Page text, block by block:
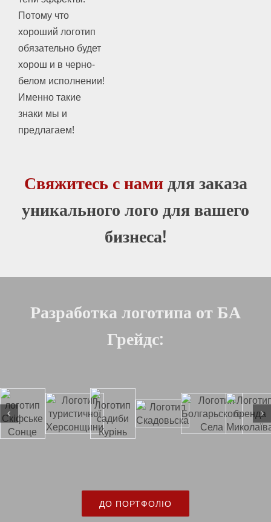
Потому что
хороший логотип
обязательно будет
хорош и в черно-
белом исполнении!
Именно такие
знаки мы и
предлагаем!
Свяжитесь с намидля заказа
уникального лого для вашего
бизнеса!
Разработка логотипа от БА
Грейдс:
ДО ПОРТФОЛІО